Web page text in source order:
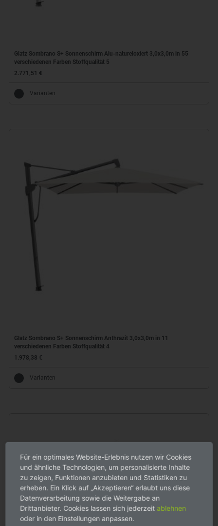
Glatz Sombrano S+ Sonnenschirm Alu-natureloxiert 3,0x3,0m in 55
verschiedenen Farben Stoffqualität 5
2.771,51 €
Varianten
Glatz Sombrano S+ Sonnenschirm Anthrazit 3,0x3,0m in 11
verschiedenen Farben Stoffqualität 4
1.978,38 €
Varianten
Für ein optimales Website-Erlebnis nutzen wir Cookies
und ähnliche Technologien, um personalisierte Inhalte
zu zeigen, Funktionen anzubieten und Statistiken zu
erheben. Ein Klick auf „Akzeptieren“ erlaubt uns diese
Datenverarbeitung sowie die Weitergabe an
Drittanbieter. Cookies lassen sich jederzeit ablehnen
oder in den Einstellungen anpassen.